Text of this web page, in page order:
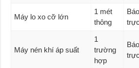
Máy lo xo cỡ lớn
1 mét
thông
Máy nén khí áp suất
1
trường
hợp